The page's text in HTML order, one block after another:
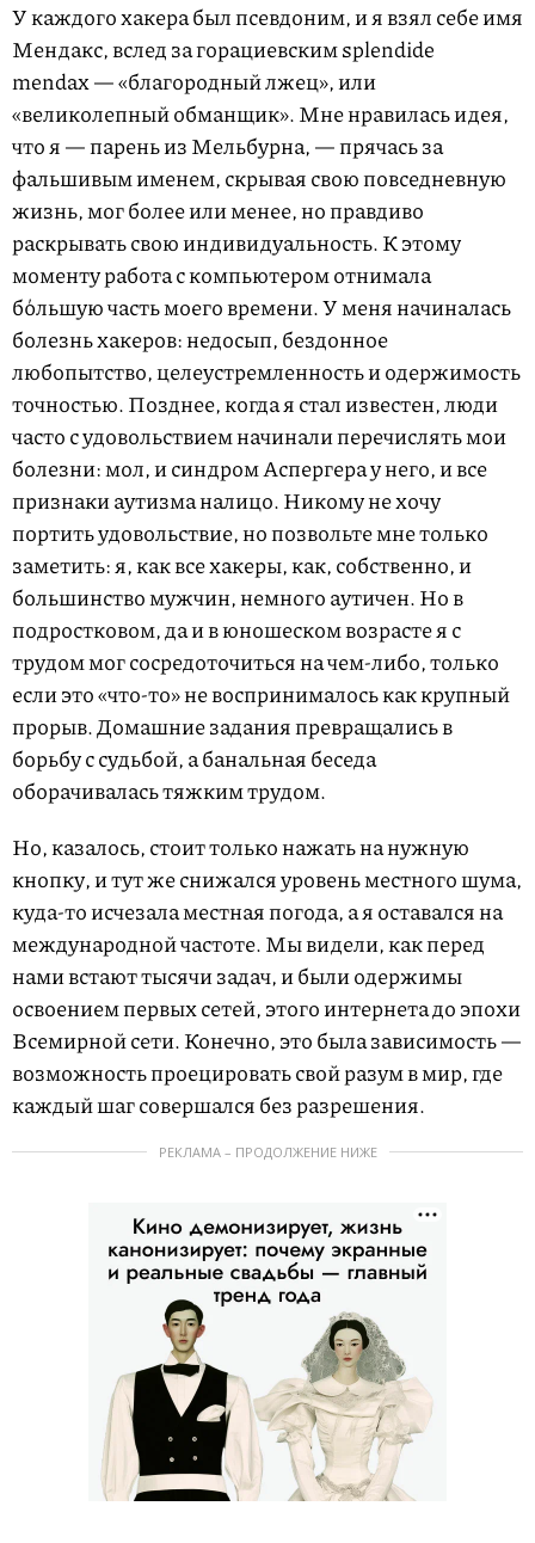
У каждого хакера был псевдоним, и я взял себе имя
Мендакс, вслед за горациевским splendide
mendax — «благородный лжец», или
«великолепный обманщик». Мне нравилась идея,
что я — парень из Мельбурна, — прячась за
фальшивым именем, скрывая свою повседневную
жизнь, мог более или менее, но правдиво
раскрывать свою индивидуальность. К этому
моменту работа с компьютером отнимала
бόльшую часть моего времени. У меня начиналась
болезнь хакеров: недосып, бездонное
любопытство, целеустремленность и одержимость
точностью. Позднее, когда я стал известен, люди
часто с удовольствием начинали перечислять мои
болезни: мол, и синдром Аспергера у него, и все
признаки аутизма налицо. Никому не хочу
портить удовольствие, но позвольте мне только
заметить: я, как все хакеры, как, собственно, и
большинство мужчин, немного аутичен. Но в
подростковом, да и в юношеском возрасте я с
трудом мог сосредоточиться на чем-либо, только
если это «что-то» не воспринималось как крупный
прорыв. Домашние задания превращались в
борьбу с судьбой, а банальная беседа
оборачивалась тяжким трудом.
Но, казалось, стоит только нажать на нужную
кнопку, и тут же снижался уровень местного шума,
куда-то исчезала местная погода, а я оставался на
международной частоте. Мы видели, как перед
нами встают тысячи задач, и были одержимы
освоением первых сетей, этого интернета до эпохи
Всемирной сети. Конечно, это была зависимость —
возможность проецировать свой разум в мир, где
каждый шаг совершался без разрешения.
РЕКЛАМА – ПРОДОЛЖЕНИЕ НИЖЕ